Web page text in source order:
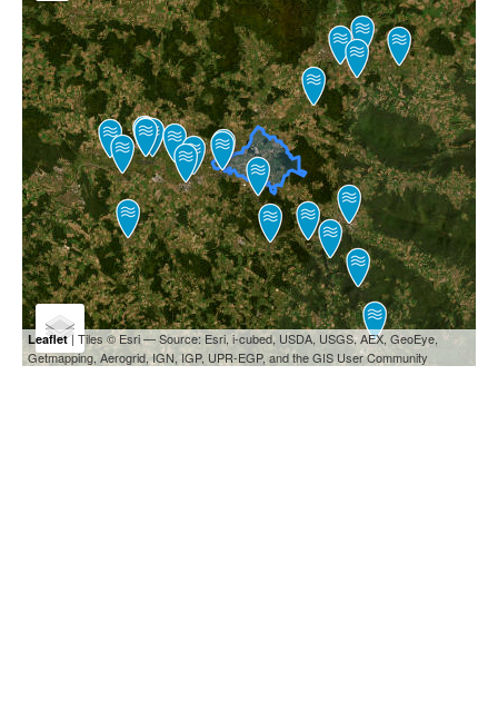
Leaflet| Tiles © Esri — Source: Esri, i-cubed, USDA, USGS, AEX, GeoEye,
Getmapping, Aerogrid, IGN, IGP, UPR-EGP, and the GIS User Community